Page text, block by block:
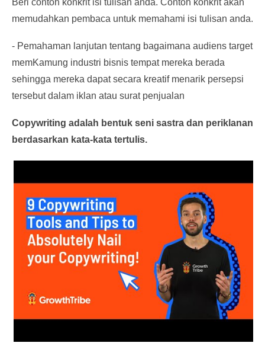
Beri contoh konkrit isi tulisan anda. Contoh konkrit akan
memudahkan pembaca untuk memahami isi tulisan anda.
- Pemahaman lanjutan tentang bagaimana audiens target
memKamung industri bisnis tempat mereka berada
sehingga mereka dapat secara kreatif menarik persepsi
tersebut dalam iklan atau surat penjualan
Copywriting adalah bentuk seni sastra dan periklanan
berdasarkan kata-kata tertulis.